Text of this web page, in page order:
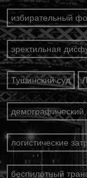
избирательный
эректильная
Тушинский суд
демографический
логистические
беспилотный